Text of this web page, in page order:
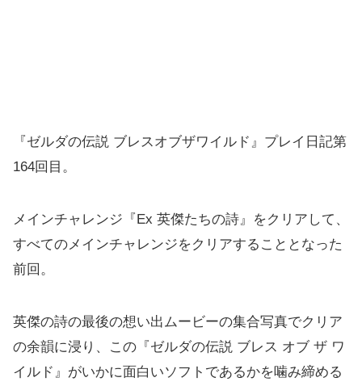
『ゼルダの伝説 ブレスオブザワイルド』プレイ日記第
164回目。
メインチャレンジ『Ex 英傑たちの詩』をクリアして、
すべてのメインチャレンジをクリアすることとなった
前回。
英傑の詩の最後の想い出ムービーの集合写真でクリア
の余韻に浸り、この『ゼルダの伝説 ブレス オブ ザ ワ
イルド』がいかに面白いソフトであるかを噛み締める